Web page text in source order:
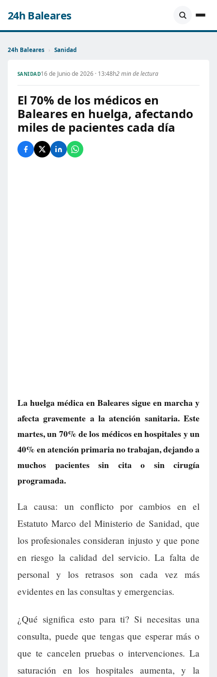
24h Baleares
24h Baleares › Sanidad
SANIDAD16 de Junio de 2026 · 13:48h2 min de lectura
El 70% de los médicos en
Baleares en huelga, afectando
miles de pacientes cada día
La huelga médica en Baleares sigue en marcha y
afecta gravemente a la atención sanitaria. Este
martes, un 70% de los médicos en hospitales y un
40% en atención primaria no trabajan, dejando a
muchos pacientes sin cita o sin cirugía
programada.
La causa: un conflicto por cambios en el
Estatuto Marco del Ministerio de Sanidad, que
los profesionales consideran injusto y que pone
en riesgo la calidad del servicio. La falta de
personal y los retrasos son cada vez más
evidentes en las consultas y emergencias.
¿Qué significa esto para ti? Si necesitas una
consulta, puede que tengas que esperar más o
que te cancelen pruebas o intervenciones. La
saturación en los hospitales aumenta, y la